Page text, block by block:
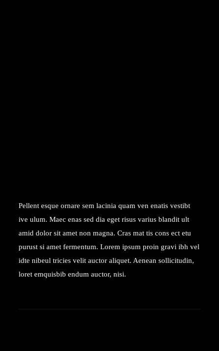
Pellent esque ornare sem lacinia quam ven enatis vestibt
ive ulum. Maec enas sed dia eget risus varius blandit ult
amid dolor sit amet non magna. Cras mat tis cons ect etu
purust si amet fermentum. Lorem ipsum proin gravi ibh vel
idte nibeul tricies velit auctor aliquet. Aenean sollicitudin,
loret emquisbib endum auctor, nisi.